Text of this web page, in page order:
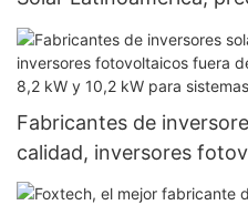
kW, 48 V, 120/240 V,
Fabricantes de
calidad, inversores
inversores híbridos de